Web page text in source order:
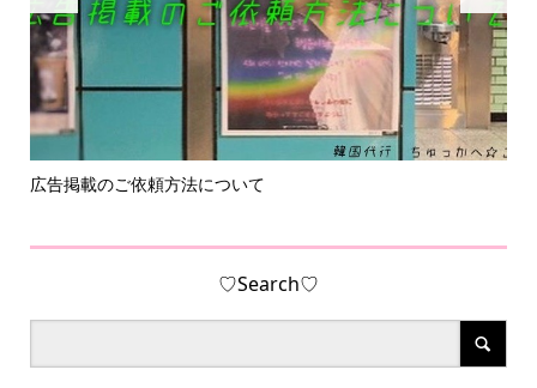
広告掲載のご依頼方法について
♡Search♡